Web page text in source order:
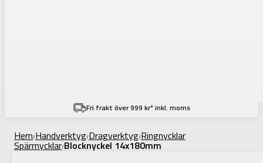
Fri frakt över 999 kr* inkl. moms
Hem/Handverktyg/Dragverktyg/Ringnycklar
Spärrnycklar/Blocknyckel 14x180mm